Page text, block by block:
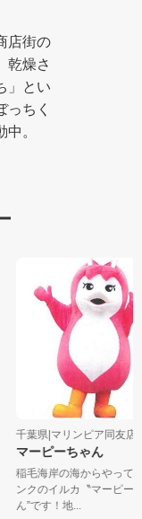
店街の
乾燥さ
」とい
っちく
。
千葉県|マリンピア同友
マーピーちゃん
稲毛海岸の海からやっ
ンクのイルカ〝マーピ
ん”です！地...